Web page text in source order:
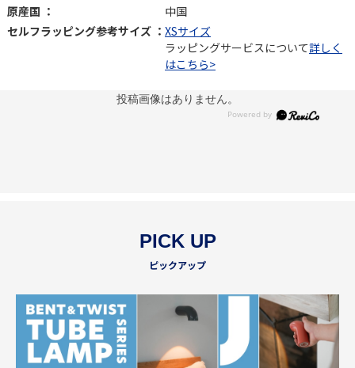
原産国 ：
中国
セルフラッピング参考サイズ ： XSサイズ
ラッピングサービスについて詳しく
はこちら>
投稿画像はありません。
PICK UP
ピックアップ